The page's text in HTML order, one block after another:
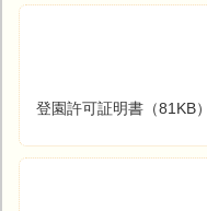
登園許可証明書（81KB）